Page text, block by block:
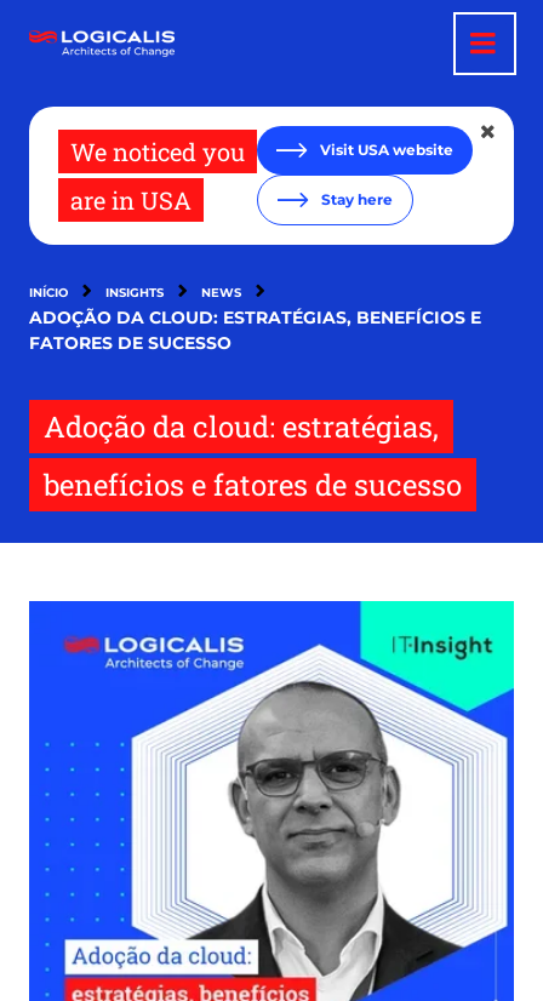
para
We noticed you
are in USA
Visit USA website
Stay here
INÍCIO INSIGHTS NEWS
ADOÇÃO DA CLOUD: ESTRATÉGIAS, BENEFÍCIOS E
FATORES DE SUCESSO
Adoção da cloud: estratégias,
benefícios e fatores de sucesso